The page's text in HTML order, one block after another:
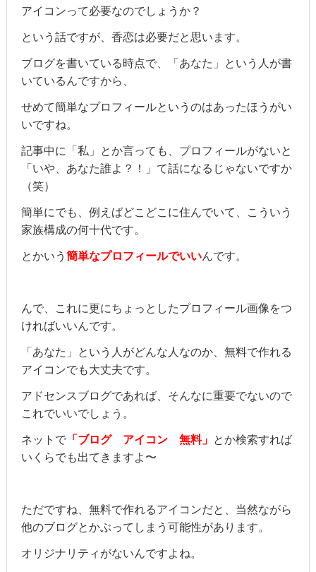
アイコンって必要なのでしょうか？
という話ですが、香恋は必要だと思います。
ブログを書いている時点で、「あなた」という人が書
いているんですから、
せめて簡単なプロフィールというのはあったほうがい
いですね。
記事中に「私」とか言っても、プロフィールがないと
「いや、あなた誰よ？！」て話になるじゃないですか
（笑）
簡単にでも、例えばどこどこに住んでいて、こういう
家族構成の何十代です。
とかいう 簡単なプロフィールでいいんです。
んで、これに更にちょっとしたプロフィール画像をつ
ければいいんです。
「あなた」という人がどんな人なのか、無料で作れる
アイコンでも大丈夫です。
アドセンスブログであれば、そんなに重要でないので
これでいいでしょう。
ネットで「ブログ アイコン 無料」 とか検索すれば
いくらでも出てきますよ〜
ただですね、無料で作れるアイコンだと、当然ながら
他のブログとかぶってしまう可能性があります。
オリジナリティがないんですよね。